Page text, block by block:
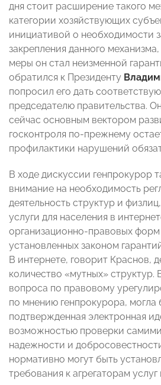
дня стоит расширение такого
категории хозяйствующих
инициативой о необходимости
закрепления данного
меры он стал неизменной
обратился к Президенту
попросил его дать
председателю правительства.
сейчас основным вектором
госконтроля по-прежнему
профилактики нарушений
В ходе дискуссии генпрокурор
внимание на необходимость
деятельность структур и
услуги для населения в
организационно-правовых
установленных законом
В интернете, говорит Краснов,
количество «мутных» структур.
вопроса по правовому
по мнению генпрокурора, могла
подтвержденная электронная
возможностью проверки
надежности и
нормативно могут быть
требования к агрегаторам